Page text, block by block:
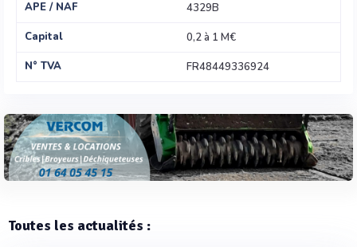
APE / NAF
4329B
Capital
0,2 à 1 M€
N° TVA
FR48449336924
Toutes les actualités :